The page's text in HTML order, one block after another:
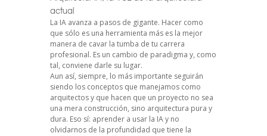
actual
La IA avanza a pasos de gigante. Hacer como
que sólo es una herramienta más es la mejor
manera de cavar la tumba de tu carrera
profesional. Es un cambio de paradigma y, como
tal, conviene darle su lugar.
Aun así, siempre, lo más importante seguirán
siendo los conceptos que manejamos como
arquitectos y que hacen que un proyecto no sea
una mera construcción, sino arquitectura pura y
dura. Eso sí: aprender a usar la IA y no
olvidarnos de la profundidad que tiene la